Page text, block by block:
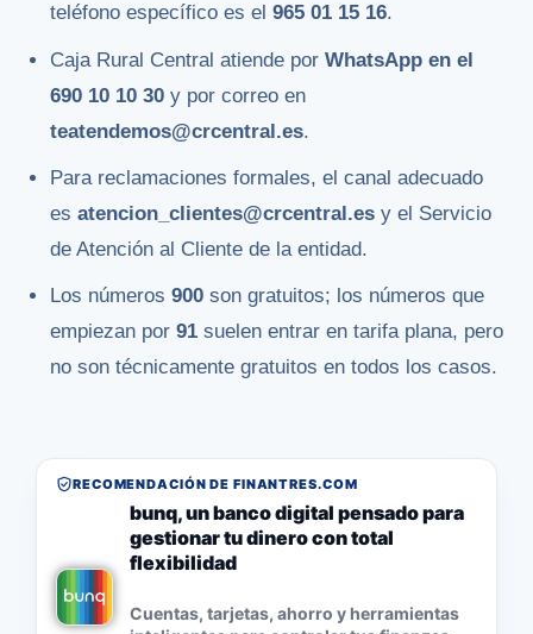
teléfono específico es el965 01 15 16.
Caja Rural Central atiende porWhatsApp en el
690 10 10 30 y por correo en
teatendemos@crcentral.es.
Para reclamaciones formales, el canal adecuado
esatencion_clientes@crcentral.es y el Servicio
de Atención al Cliente de la entidad.
Los números900 son gratuitos; los números que
empiezan por91 suelen entrar en tarifa plana, pero
no son técnicamente gratuitos en todos los casos.
RECOMENDACIÓN DE FINANTRES.COM
bunq, un banco digital pensado para
gestionar tu dinero con total
flexibilidad
Cuentas, tarjetas, ahorro y herramientas